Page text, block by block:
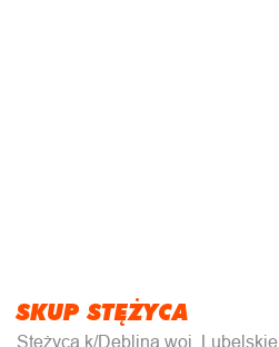
SKUP STĘŻYCA
Stężyca k/Dęblina woj. Lubelskie